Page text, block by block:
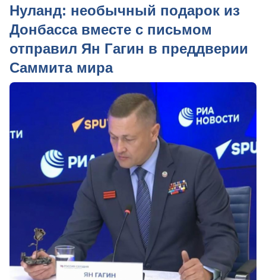
Нуланд: необычный подарок из
Донбасса вместе с письмом
отправил Ян Гагин в преддверии
Саммита мира